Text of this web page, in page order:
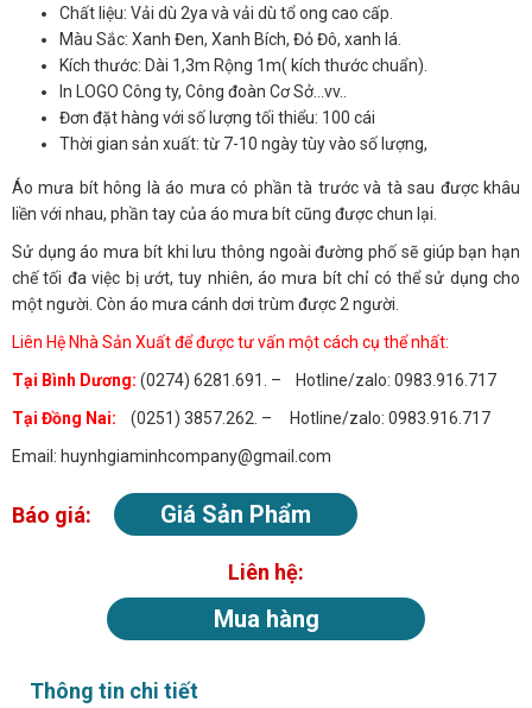
Chất liệu: Vải dù 2ya và vải dù tổ ong cao cấp.
Màu Sắc: Xanh Đen, Xanh Bích, Đỏ Đô, xanh lá.
Kích thước: Dài 1,3m Rộng 1m( kích thước chuẩn).
In LOGO Công ty, Công đoàn Cơ Sở…vv..
Đơn đặt hàng với số lượng tối thiểu: 100 cái
Thời gian sản xuất: từ 7-10 ngày tùy vào số lượng,
Áo mưa bít hông là áo mưa có phần tà trước và tà sau được khâu
liền với nhau, phần tay của áo mưa bít cũng được chun lại.
Sử dụng áo mưa bít khi lưu thông ngoài đường phố sẽ giúp bạn hạn
chế tối đa việc bị ướt, tuy nhiên, áo mưa bít chỉ có thể sử dụng cho
một người. Còn áo mưa cánh dơi trùm được 2 người.
Liên Hệ Nhà Sản Xuất để được tư vấn một cách cụ thể nhất:
Tại Bình Dương: (0274) 6281.691. – Hotline/zalo: 0983.916.717
Tại Đồng Nai:
(0251) 3857.262. – Hotline/zalo: 0983.916.717
Email: huynhgiaminhcompany@gmail.com
Báo giá: Giá Sản Phẩm
Liên hệ:
Mua hàng
Thông tin chi tiết